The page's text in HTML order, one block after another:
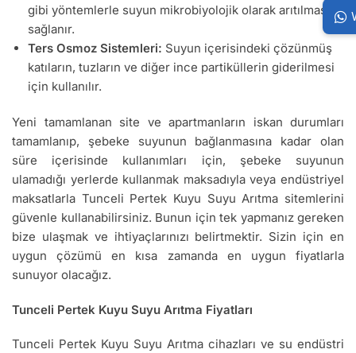
gibi yöntemlerle suyun mikrobiyolojik olarak arıtılması
sağlanır.
Ters Osmoz Sistemleri: Suyun içerisindeki çözünmüş
katıların, tuzların ve diğer ince partiküllerin giderilmesi
için kullanılır.
Yeni tamamlanan site ve apartmanların iskan durumları
tamamlanıp, şebeke suyunun bağlanmasına kadar olan
süre içerisinde kullanımları için, şebeke suyunun
ulamadığı yerlerde kullanmak maksadıyla veya endüstriyel
maksatlarla Tunceli Pertek Kuyu Suyu Arıtma sitemlerini
güvenle kullanabilirsiniz. Bunun için tek yapmanız gereken
bize ulaşmak ve ihtiyaçlarınızı belirtmektir. Sizin için en
uygun çözümü en kısa zamanda en uygun fiyatlarla
sunuyor olacağız.
Tunceli Pertek Kuyu Suyu Arıtma Fiyatları
Tunceli Pertek Kuyu Suyu Arıtma cihazları ve su endüstri